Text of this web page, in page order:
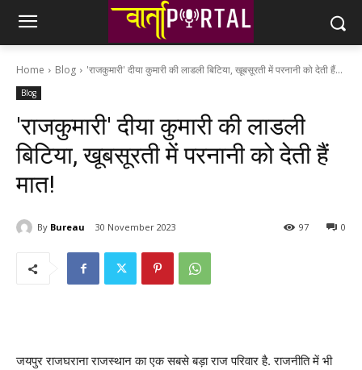
Home Blog 'राजकुमारी' दीया कुमारी की लाडली बिटिया, खूबसूरती में परनानी को देती हैं...
Blog
'राजकुमारी' दीया कुमारी की लाडली
बिटिया, खूबसूरती में परनानी को देती हैं
मात!
By Bureau 30 November 2023 0
97
जयपुर राजघराना राजस्थान का एक सबसे बड़ा राज परिवार है. राजनीति में भी